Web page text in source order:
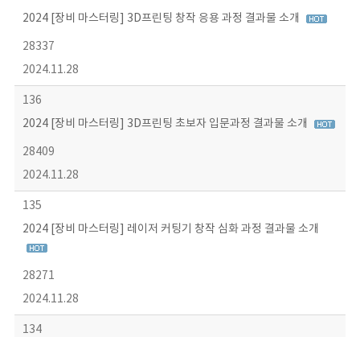
2024 [장비 마스터링] 3D프린팅 창작 응용 과정 결과물 소개
28337
2024.11.28
136
2024 [장비 마스터링] 3D프린팅 초보자 입문과정 결과물 소개
28409
2024.11.28
135
2024 [장비 마스터링] 레이저 커팅기 창작 심화 과정 결과물 소개
28271
2024.11.28
134